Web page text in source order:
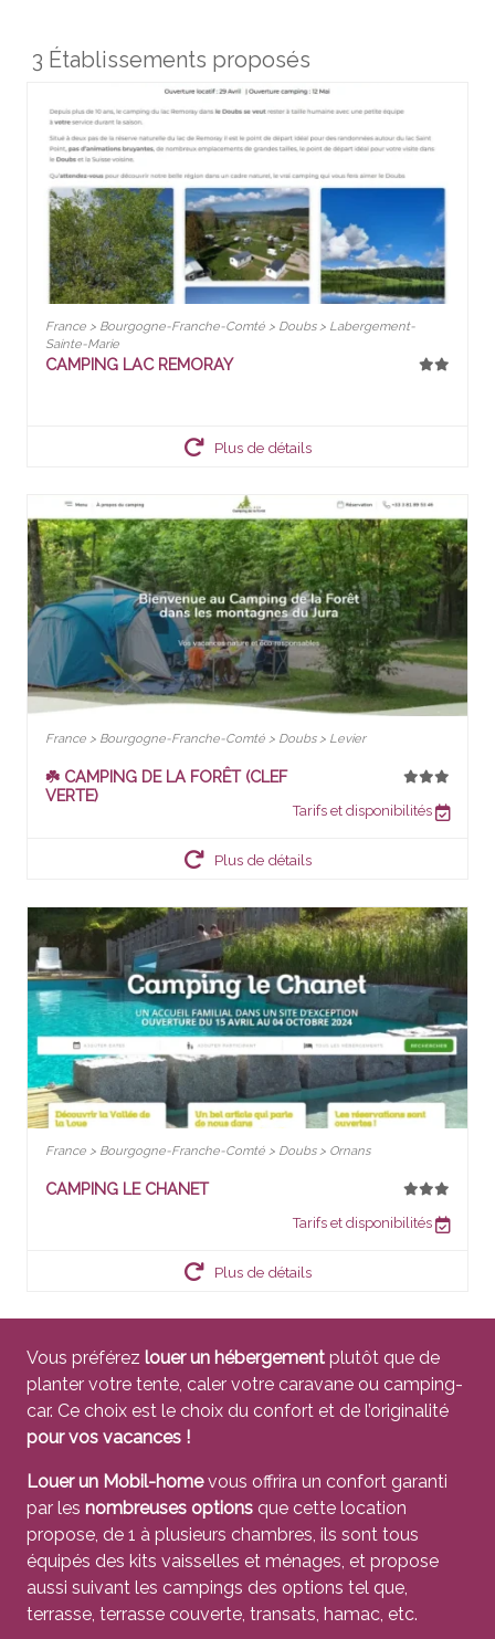
3 Établissements proposés
France > Bourgogne-Franche-Comté > Doubs > Labergement-
Sainte-Marie
CAMPING LAC REMORAY
Plus de détails
France > Bourgogne-Franche-Comté > Doubs > Levier
☘️ CAMPING DE LA FORÊT (CLEF
VERTE)
Tarifs et disponibilités
Plus de détails
France > Bourgogne-Franche-Comté > Doubs > Ornans
CAMPING LE CHANET
Tarifs et disponibilités
Plus de détails
Vous préférez louer un hébergement plutôt que de
planter votre tente, caler votre caravane ou camping-
car. Ce choix est le choix du confort et de l’originalité
pour vos vacances !
Louer un Mobil-homevous offrira un confort garanti
par les nombreuses options que cette location
propose, de 1 à plusieurs chambres, ils sont tous
équipés des kits vaisselles et ménages, et propose
aussi suivant les campings des options tel que,
terrasse, terrasse couverte, transats, hamac, etc.